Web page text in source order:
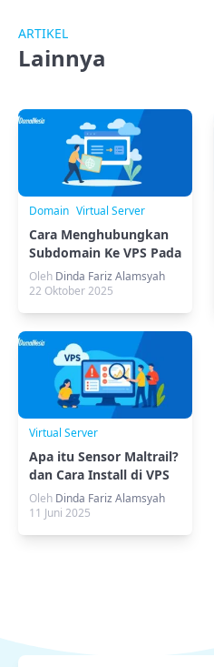
ARTIKEL
Lainnya
Domain Virtual Server
Cara Menghubungkan
Subdomain Ke VPS Pada
MyDomaiNesia
Oleh Dinda Fariz Alamsyah
22 Oktober 2025
Virtual Server
Apa itu Sensor Maltrail?
dan Cara Install di VPS
Ubuntu
Oleh Dinda Fariz Alamsyah
11 Juni 2025